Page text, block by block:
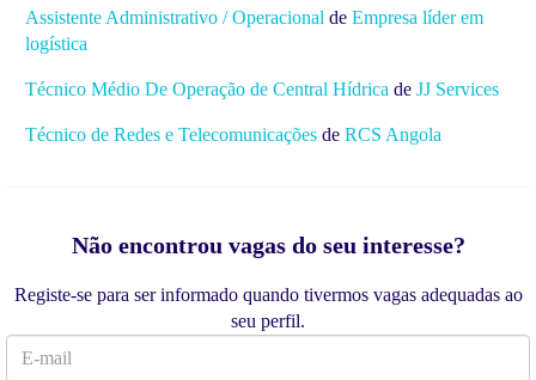
Assistente Administrativo / Operacional de Empresa líder em
logística
Técnico Médio De Operação de Central Hídrica de JJ Services
Técnico de Redes e Telecomunicações de RCS Angola
Não encontrou vagas do seu interesse?
Registe-se para ser informado quando tivermos vagas adequadas ao
seu perfil.